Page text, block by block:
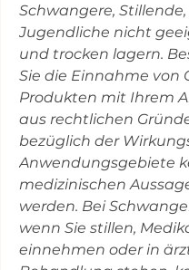
Schwangere,
Jugendliche nicht
und trocken lagern.
Sie die Einnahme von
Produkten mit Ihrem
aus rechtlichen
bezüglich der
Anwendungsgebiete
medizinischen
werden. Bei
wenn Sie stillen,
einnehmen oder in